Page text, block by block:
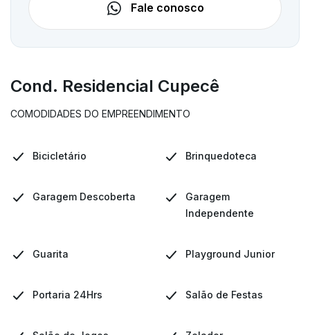
Fale conosco
Cond. Residencial Cupecê
COMODIDADES DO EMPREENDIMENTO
Bicicletário Brinquedoteca
Garagem Descoberta
Garagem
Independente
Guarita Playground Junior
Portaria 24Hrs Salão de Festas